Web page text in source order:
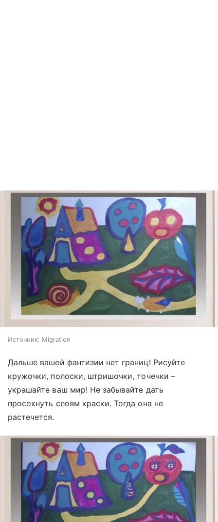
Источник: Migration
Дальше вашей фантизии нет границ! Рисуйте
кружочки, полоски, штришочки, точечки –
украшайте ваш мир! Не забывайте дать
просохнуть слоям краски. Тогда она не
растечется.